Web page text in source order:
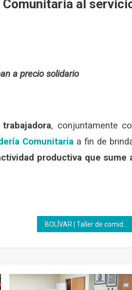
Comunitaria al
a precio solidario
trabajadora, conjuntamente
Comunitaria a fin de
productiva que sume